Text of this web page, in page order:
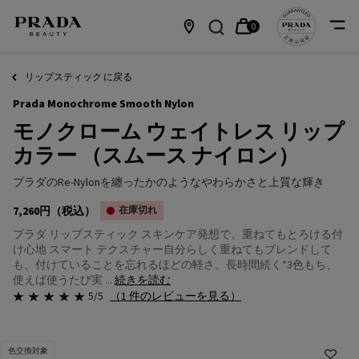
情
0
0 カート内の製品
リップスティック に戻る
Prada Monochrome Smooth Nylon
モノクローム ウェイトレス リップ
カラー （スムース ナイロン）
プラダのRe-Nylonを纏ったかのようなやわらかさと上質な輝き
7,260円 （税込） 在庫切れ
プラダ リップスティック スキンケア発想で、重ねてもとろける付
け心地 スマート テクスチャー自分らしく重ねてもブレンドして
も、付けていることを忘れるほどの軽さ。長時間続く*3色もち、
使えば使うたび実 ... 続きを読む
5/5 （1 件のレビューを見る）
色交換対象